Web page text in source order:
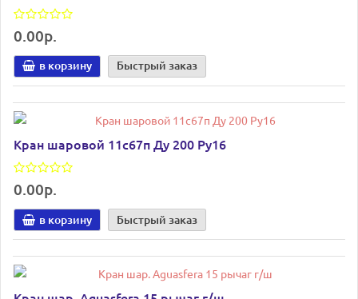
0.00р.
в корзину Быстрый заказ
Кран шаровой 11с67п Ду 200 Ру16
0.00р.
в корзину Быстрый заказ